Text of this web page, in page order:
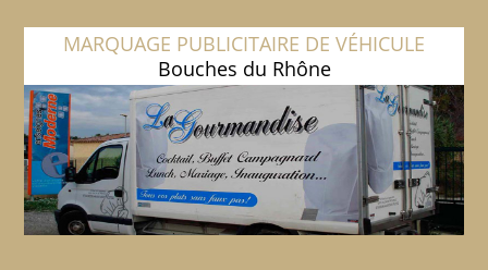
MARQUAGE PUBLICITAIRE DE VÉHICULE
Bouches du Rhône